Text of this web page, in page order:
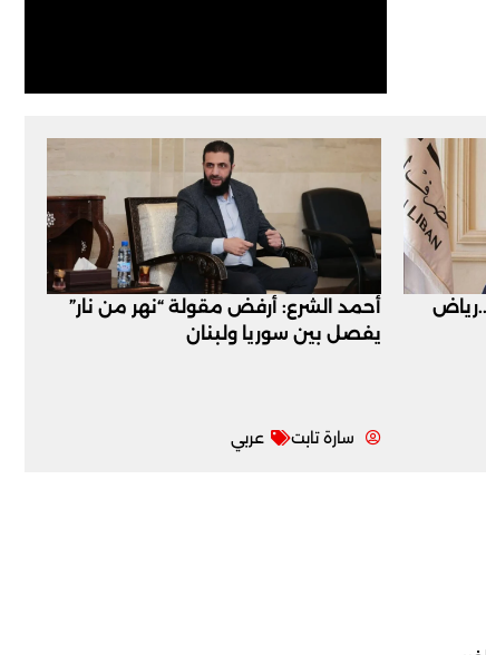
أحمد الشرع: أرفض مقولة “نهر من نار”
يفصل بين سوريا ولبنان
سارة تابت عربي